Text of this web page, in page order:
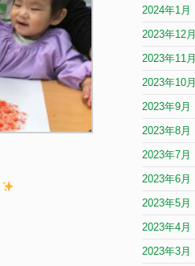
2024年1月
2023年12月
2023年11月
2023年10月
2023年9月
2023年8月
2023年7月
2023年6月
2023年5月
2023年4月
2023年3月